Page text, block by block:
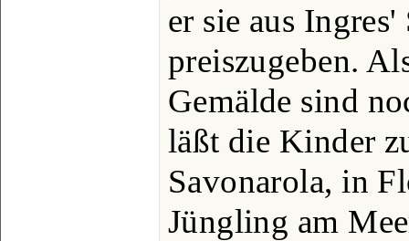
er sie aus
preiszugeben.
Gemälde sind
läßt die Kinder
Savonarola, in
Jüngling am